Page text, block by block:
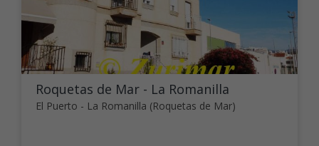
Roquetas de Mar - La Romanilla
El Puerto - La Romanilla (Roquetas de Mar)